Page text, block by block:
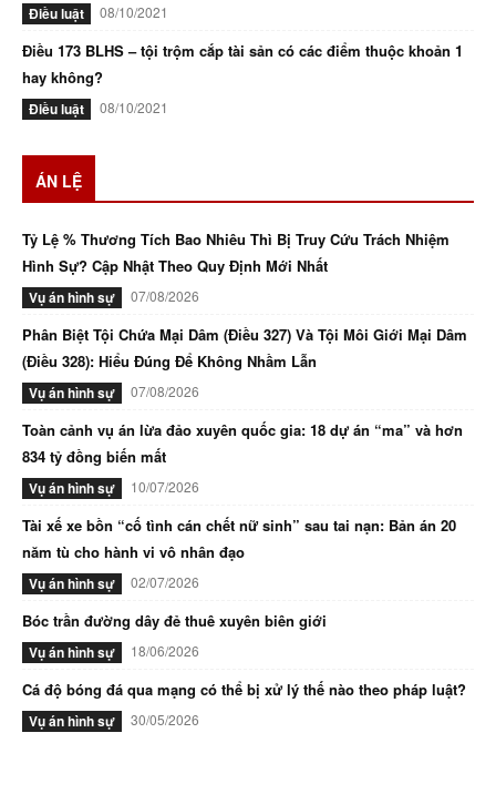
Điều luật 08/10/2021
Điều 173 BLHS – tội trộm cắp tài sản có các điểm thuộc khoản 1
hay không?
Điều luật 08/10/2021
ÁN LỆ
Tỷ Lệ % Thương Tích Bao Nhiêu Thì Bị Truy Cứu Trách Nhiệm
Hình Sự? Cập Nhật Theo Quy Định Mới Nhất
Vụ án hình sự 07/08/2026
Phân Biệt Tội Chứa Mại Dâm (Điều 327) Và Tội Môi Giới Mại Dâm
(Điều 328): Hiểu Đúng Để Không Nhầm Lẫn
Vụ án hình sự 07/08/2026
Toàn cảnh vụ án lừa đảo xuyên quốc gia: 18 dự án “ma” và hơn
834 tỷ đồng biến mất
Vụ án hình sự 10/07/2026
Tài xế xe bồn “cố tình cán chết nữ sinh” sau tai nạn: Bản án 20
năm tù cho hành vi vô nhân đạo
Vụ án hình sự 02/07/2026
Bóc trần đường dây đẻ thuê xuyên biên giới
Vụ án hình sự 18/06/2026
Cá độ bóng đá qua mạng có thể bị xử lý thế nào theo pháp luật?
Vụ án hình sự 30/05/2026